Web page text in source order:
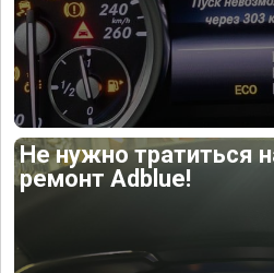
Не нужно тратиться
ремонт Adblue!